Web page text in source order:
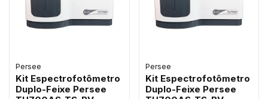
Persee
Kit Espectrofotômetro
Duplo-Feixe Persee
Persee
Kit Espectrofotômetro
Duplo-Feixe Persee